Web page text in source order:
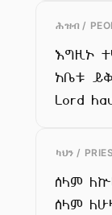
ሕዝብ /
እግዚኦ
አቤቱ
Lord
ካህን /
ሰላም
ሰላም